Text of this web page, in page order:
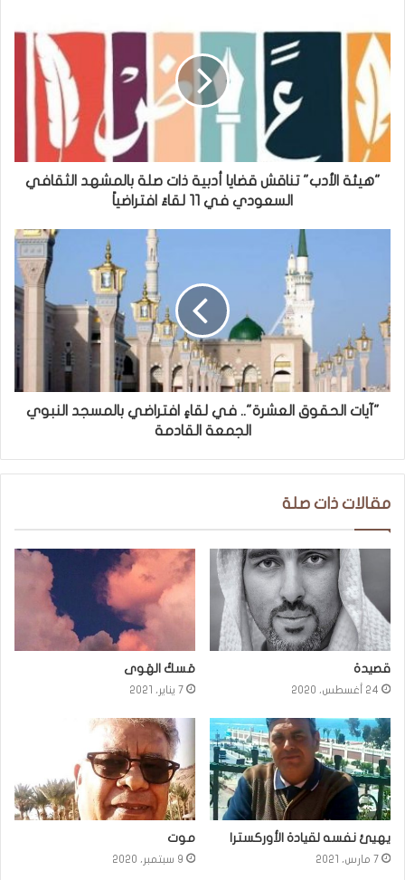
"هيئة الأدب" تناقش قضايا أدبية ذات صلة بالمشهد الثقافي
السعودي في 11 لقاءً افتراضياً
"آيات الحقوق العشرة".. في لقاءٍ افتراضي بالمسجد النبوي
الجمعة القادمة
مقالات ذات صلة
قصيدة
24 أغسطس، 2020
مَسكُ الهَوى
7 يناير، 2021
يهيئ نفسه لقيادة الأوركسترا
7 مارس، 2021
موت
9 سبتمبر، 2020